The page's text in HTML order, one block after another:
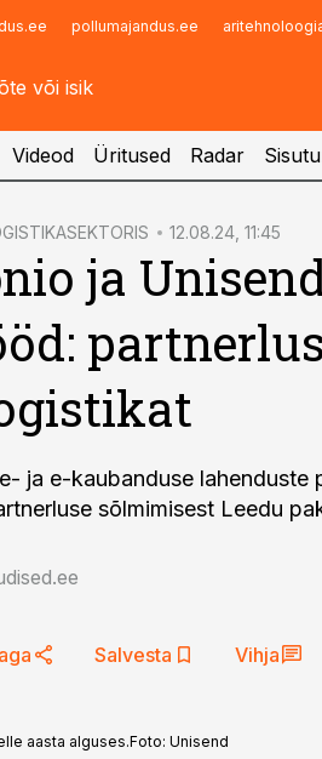
pollumajandus.ee
Infopank
Videod Üritused Radar
12.08.24, 11:45
ja
ja e-kaubanduse
sõlmimisest Leedu
Salvesta Vihja
aasta alguses.Foto: Unisend